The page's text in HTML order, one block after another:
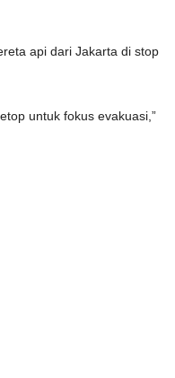
api dari Jakarta di stop
untuk fokus evakuasi,”